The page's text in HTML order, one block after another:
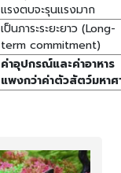
แรงตบจะรุนแรงมาก
เป็นภาระระยะยาว (Long-
term commitment)
ค่าอุปกรณ์และค่าอาหาร
แพงกว่าค่าตัวสัตว์มหาศ